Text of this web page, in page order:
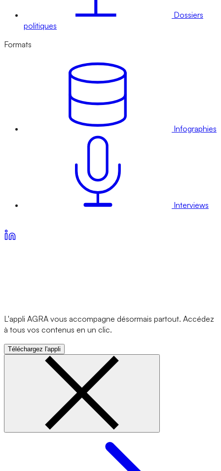
Dossiers
politiques
Formats
Infographies
Interviews
L'appli AGRA vous accompagne désormais partout. Accédez
à tous vos contenus en un clic.
Téléchargez l'appli